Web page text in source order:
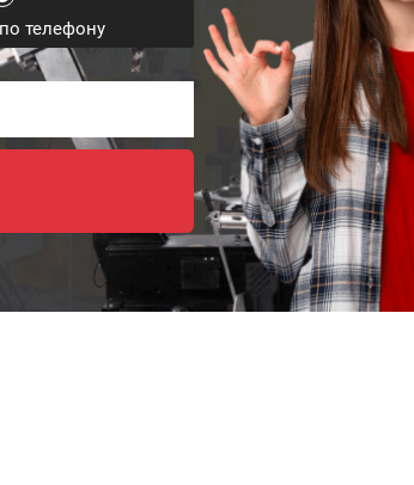
телефону